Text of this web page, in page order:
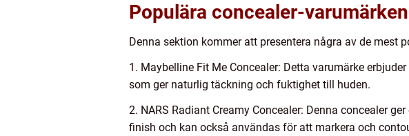
Populära concealer-
Denna sektion kommer att presentera några av de mest
1. Maybelline Fit Me Concealer: Detta varumärke
som ger naturlig täckning och fuktighet till huden.
2. NARS Radiant Creamy Concealer: Denna concealer
finish och kan också användas för att markera och